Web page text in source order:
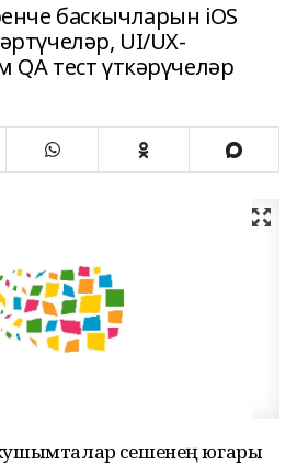
баскычларын iOS
UI/UX-
тест үткәрүчеләр
үсешенең югары